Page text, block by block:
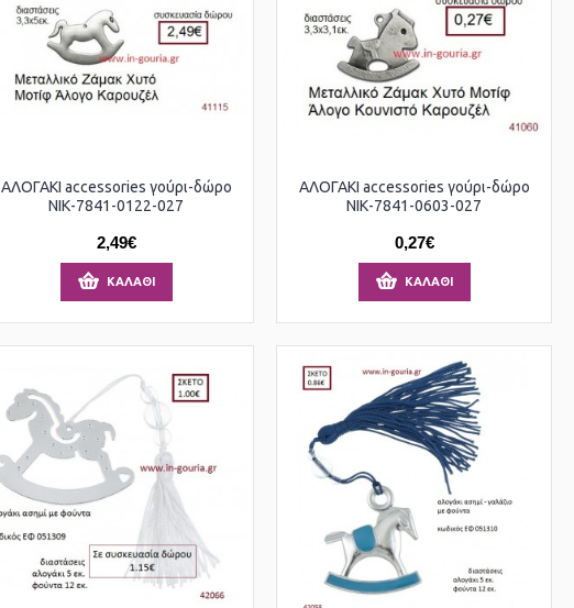
ΑΛΟΓΑΚΙ accessories γούρι-δώρο
ΝΙΚ-7841-0122-027
2,49€
ΚΑΛΆΘΙ
ΑΛΟΓΑΚΙ accessories γούρι-δώρο
ΝΙΚ-7841-0603-027
0,27€
ΚΑΛΆΘΙ